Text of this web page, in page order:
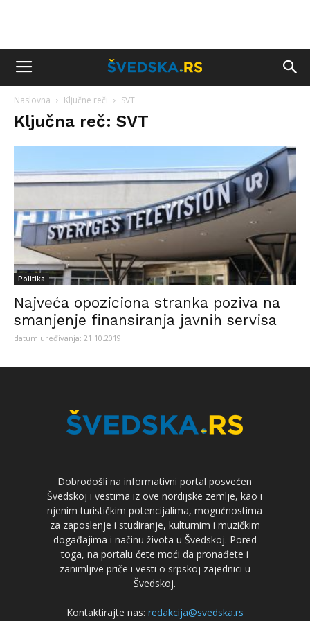
Naslovna Ključne reči SVT
Ključna reč: SVT
Politika
Najveća opoziciona stranka poziva na
smanjenje finansiranja javnih servisa
datum uređivanja: 21.10.2019.
Dobrodošli na informativni portal posvećen
Švedskoj i vestima iz ove nordijske zemlje, kao i
njenim turističkim potencijalima, mogućnostima
za zaposlenje i studiranje, kulturnim i muzičkim
događajima i načinu života u Švedskoj. Pored
toga, na portalu ćete moći da pronađete i
zanimljive priče i vesti o srpskoj zajednici u
Švedskoj.
Kontaktirajte nas: redakcija@svedska.rs